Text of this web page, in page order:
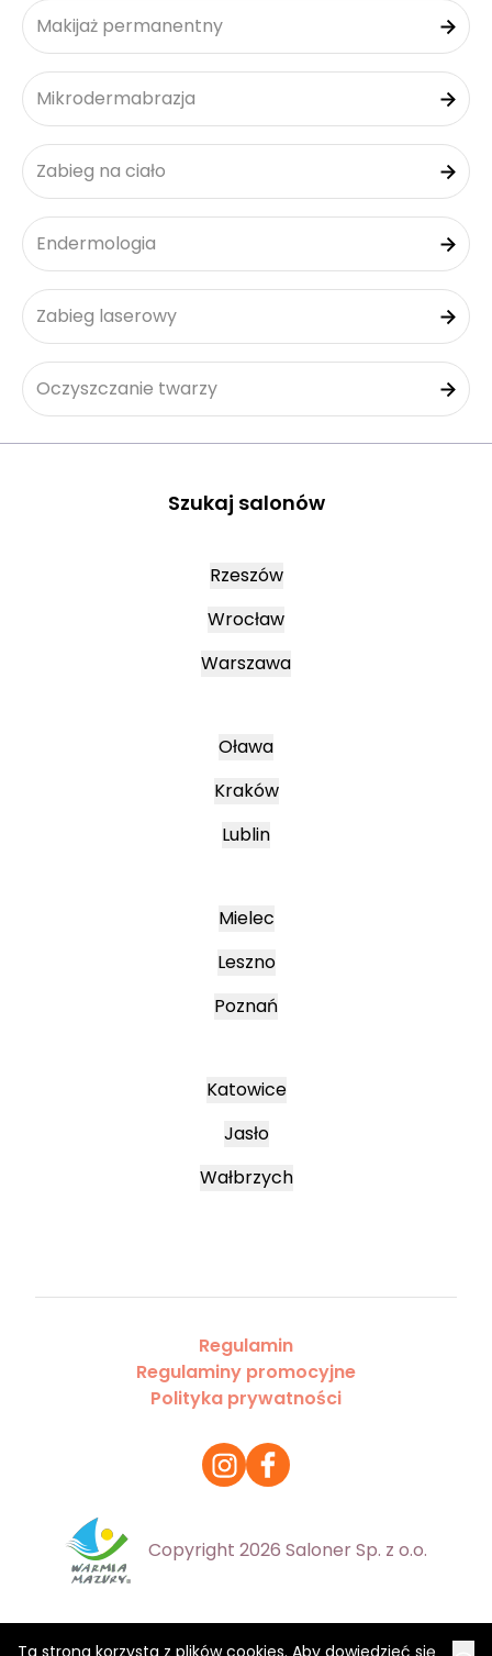
Ta strona korzysta z plików cookies. Aby dowiedzieć się
Makijaż permanentny
Mikrodermabrazja
Zabieg na ciało
Endermologia
Zabieg laserowy
Oczyszczanie twarzy
Szukaj salonów
Rzeszów
Wrocław
Warszawa
Oława
Kraków
Lublin
Mielec
Leszno
Poznań
Katowice
Jasło
Wałbrzych
Regulamin
Regulaminy promocyjne
Polityka prywatności
Copyright 2026 Saloner Sp. z o.o.